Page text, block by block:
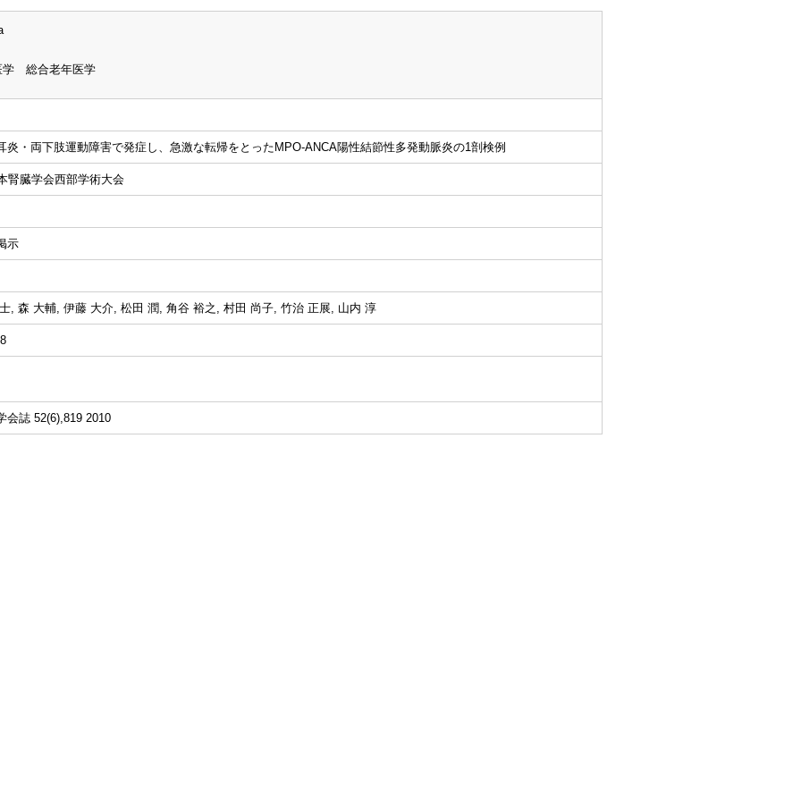
学 総合老年医学
炎・両下肢運動障害で発症し、急激な転帰をとったMPO-ANCA陽性結節性多発動脈炎の1剖検例
腎臓学会西部学術大会
示
, 森 大輔, 伊藤 大介, 松田 潤, 角谷 裕之, 村田 尚子, 竹治 正展, 山内 淳
会誌 52(6),819 2010